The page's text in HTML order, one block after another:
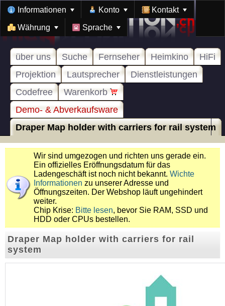
Informationen Konto Kontakt
Währung Sprache
über uns Suche Fernseher Heimkino
HiFi
Projektion
Lautsprecher
Dienstleistungen
Codefree
Warenkorb
Demo- & Abverkaufsware
Draper Map holder with carriers for rail system
Wir sind umgezogen und richten uns gerade ein.
Ein offizielles Eröffnungsdatum für das
Ladengeschäft ist noch nicht bekannt. Wichte
Informationen zu unserer Adresse und
Öffnungszeiten. Der Webshop läuft ungehindert
weiter.
Chip Krise: Bitte lesen, bevor Sie RAM, SSD und
HDD oder CPUs bestellen.
Draper Map holder with carriers for rail
system